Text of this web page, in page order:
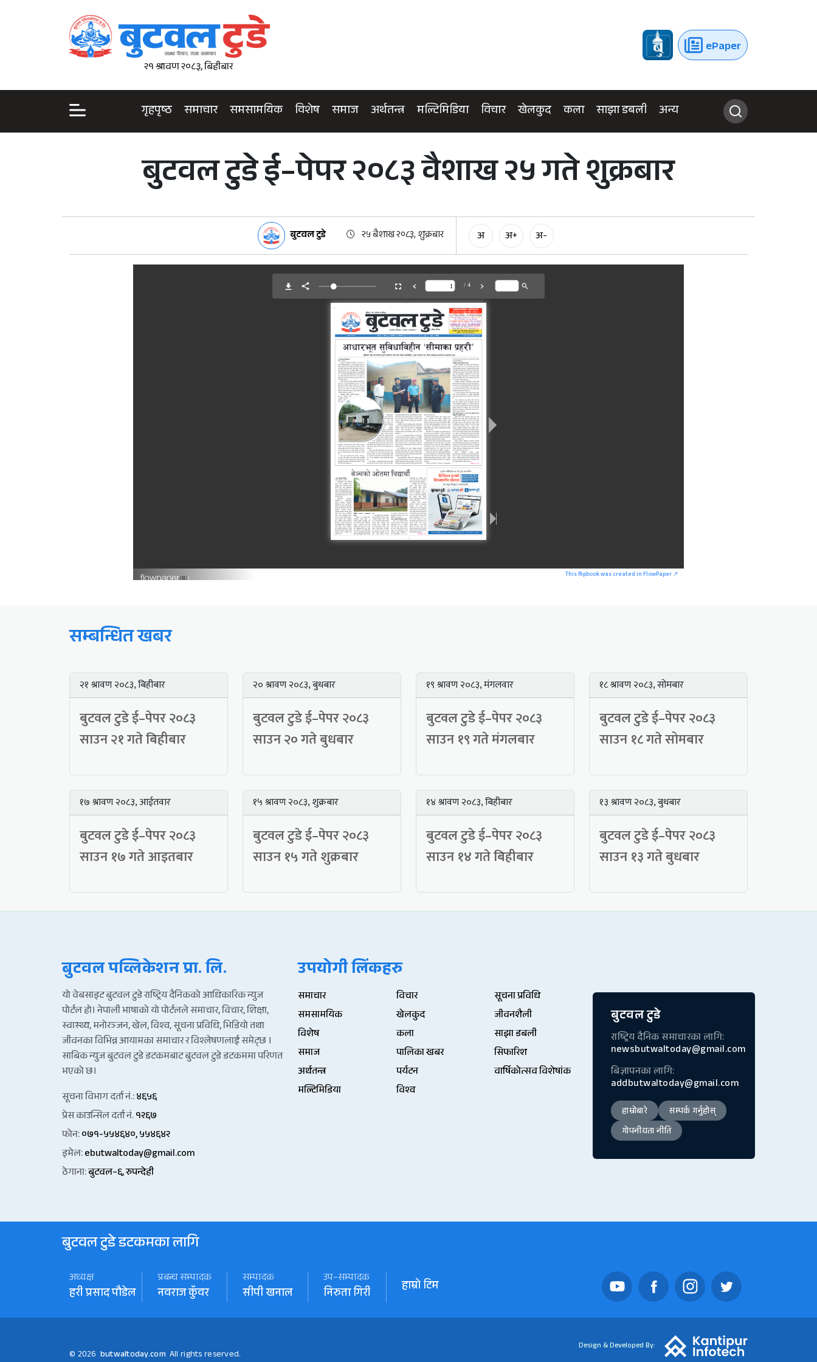
२१ श्रावण २०८३, बिहीबार
ePaper
गृहपृष्ठ समाचार समसामयिक विशेष समाज अर्थतन्त्र मल्टिमिडिया विचार खेलकुद कला साझा डबली अन्य
बुटवल टुडे ई–पेपर २०८३ वैशाख २५ गते शुक्रबार
बुटवल टुडे २५ बैशाख २०८३, शुक्रबार अ अ+ अ-
This flipbook was created in FlowPaper ↗
सम्बन्धित खबर
२१ श्रावण २०८३, बिहीबार
बुटवल टुडे ई–पेपर २०८३
साउन २१ गते बिहीबार
२० श्रावण २०८३, बुधबार
बुटवल टुडे ई–पेपर २०८३
साउन २० गते बुधबार
१९ श्रावण २०८३, मंगलवार
बुटवल टुडे ई–पेपर २०८३
साउन १९ गते मंगलबार
१८ श्रावण २०८३, सोमबार
बुटवल टुडे ई–पेपर २०८३
साउन १८ गते सोमबार
१७ श्रावण २०८३, आईतवार
बुटवल टुडे ई–पेपर २०८३
साउन १७ गते आइतबार
१५ श्रावण २०८३, शुक्रबार
बुटवल टुडे ई–पेपर २०८३
साउन १५ गते शुक्रबार
१४ श्रावण २०८३, बिहीबार
बुटवल टुडे ई–पेपर २०८३
साउन १४ गते बिहीबार
१३ श्रावण २०८३, बुधबार
बुटवल टुडे ई–पेपर २०८३
साउन १३ गते बुधबार
बुटवल पव्लिकेशन प्रा. लि.
यो वेबसाइट बुटवल टुडे राष्ट्रिय दैनिकको आधिकारिक न्युज
पोर्टल हो। नेपाली भाषाको यो पोर्टलले समाचार, विचार, शिक्षा,
स्वास्थ्य, मनोरञ्जन, खेल, विश्व, सूचना प्रविधि, भिडियो तथा
जीवनका विभिन्न आयामका समाचार र विश्लेषणलाई समेट्छ ।
साबिक न्युज बुटवल टुडे डटकमबाट बुटवल टुडे डटकममा परिणत
भएको छ।
सूचना विभाग दर्ता नं.:४६५६
प्रेस काउन्सिल दर्ता नं.१२६७
फोन:०७१-५५४६४०, ५५४६४२
इमेल:ebutwaltoday@gmail.com
ठेगाना:बुटवल–६, रुपन्देही
उपयोगी लिंकहरु
समाचार
समसामयिक
विशेष
समाज
अर्थतन्त्र
मल्टिमिडिया
विचार
खेलकुद
कला
पालिका खबर
पर्यटन
विश्व
सूचना प्रविधि
जीवनशैली
साझा डबली
सिफारिश
वार्षिकोत्सव विशेषांक
बुटवल टुडे
राष्ट्रिय दैनिक समाचारका लागि:
newsbutwaltoday@gmail.com
बिज्ञापनका लागि:
addbutwaltoday@gmail.com
हाम्रोबारे
सम्पर्क गर्नुहोस्
गोपनीयता नीति
बुटवल टुडे डटकमका लागि
अध्यक्ष
हरी प्रसाद पौडेल
प्रबन्ध सम्पादक
नवराज कॅुवर
सम्पादक
सीपी खनाल
उप–सम्पादक
निरुता गिरी हाम्रो टिम
© 2026 butwaltoday.com All rights reserved.
Design & Developed By: